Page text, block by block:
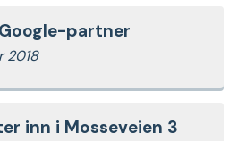
partner
2018
inn i Mosseveien 3